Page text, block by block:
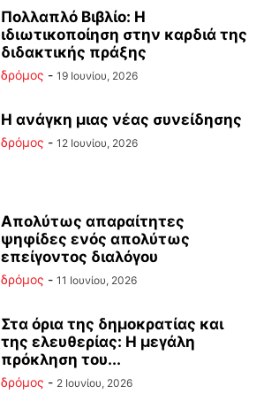
Πολλαπλό Βιβλίο: Η
ιδιωτικοποίηση στην καρδιά της
διδακτικής πράξης
δρόμος - 19 Ιουνίου, 2026
Η ανάγκη μιας νέας συνείδησης
δρόμος - 12 Ιουνίου, 2026
Απολύτως απαραίτητες
ψηφίδες ενός απολύτως
επείγοντος διαλόγου
δρόμος - 11 Ιουνίου, 2026
Στα όρια της δημοκρατίας και
της ελευθερίας: Η μεγάλη
πρόκληση του...
δρόμος - 2 Ιουνίου, 2026